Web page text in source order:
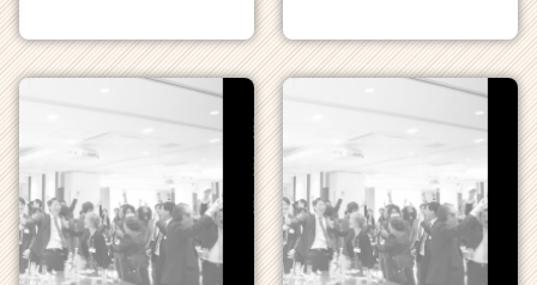
ウ
ト
が
活
サ
イ
ト